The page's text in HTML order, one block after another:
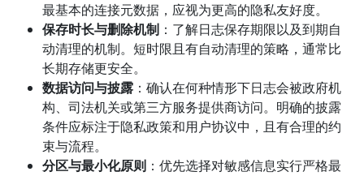
最基本的连接元数据，应视为更高的隐私友好度。
保存时长与删除机制 ：了解日志保存期限以及到期自
动清理的机制。短时限且有自动清理的策略，通常比
长期存储更安全。
数据访问与披露 ：确认在何种情形下日志会被政府机
构、司法机关或第三方服务提供商访问。明确的披露
条件应标注于隐私政策和用户协议中，且有合理的约
束与流程。
分区与最小化原则 ：优先选择对敏感信息实行严格最